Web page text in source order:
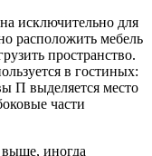
исключительно для
расположить мебель
пространство.
в гостиных:
П выделяется место
части
иногда